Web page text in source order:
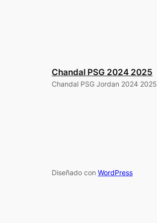
Chandal PSG 2024 2025
Chandal PSG Jordan 2024 2025
Diseñado con WordPress